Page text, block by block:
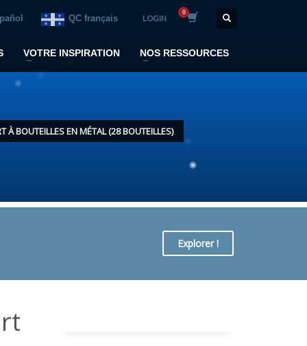
QC français LOGIN
VOTRE INSPIRATION NOS RESSOURCES
À BOUTEILLES EN MÉTAL (28 BOUTEILLES)
Explorer !